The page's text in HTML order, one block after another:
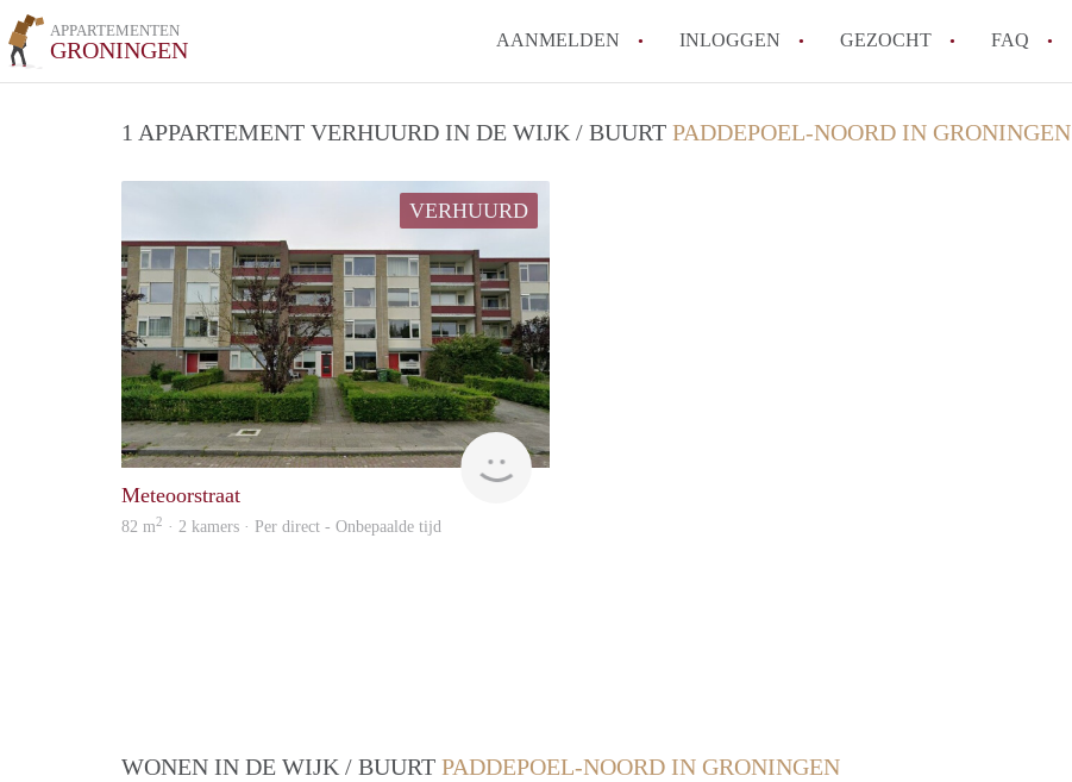
APPARTEMENTEN
GRONINGEN AANMELDEN INLOGGEN GEZOCHT FAQ
1 APPARTEMENT VERHUURD IN DE WIJK / BUURT PADDEPOEL-NOORD IN GRONINGEN
VERHUURD
GrunoVerhuur
Meteoorstraat
82 m2 · 2 kamers · Per direct - Onbepaalde tijd
WONEN IN DE WIJK / BUURT PADDEPOEL-NOORD IN GRONINGEN